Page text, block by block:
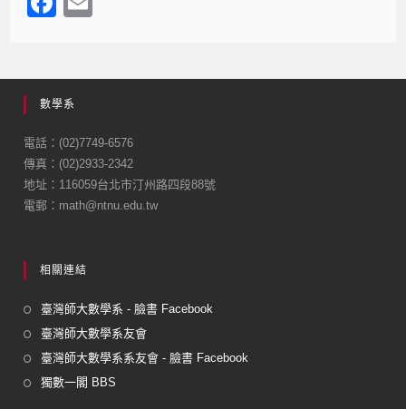
e
b
o
o
k
數學系
電話：(02)7749-6576
傳真：(02)2933-2342
地址：116059台北市汀州路四段88號
電郵：math@ntnu.edu.tw
相關連結
臺灣師大數學系 - 臉書 Facebook
臺灣師大數學系友會
臺灣師大數學系系友會 - 臉書 Facebook
獨數一閣 BBS